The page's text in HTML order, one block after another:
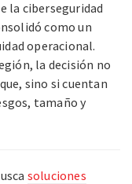
la ciberseguridad
como un
operacional.
la decisión no
sino si cuentan
tamaño y
soluciones